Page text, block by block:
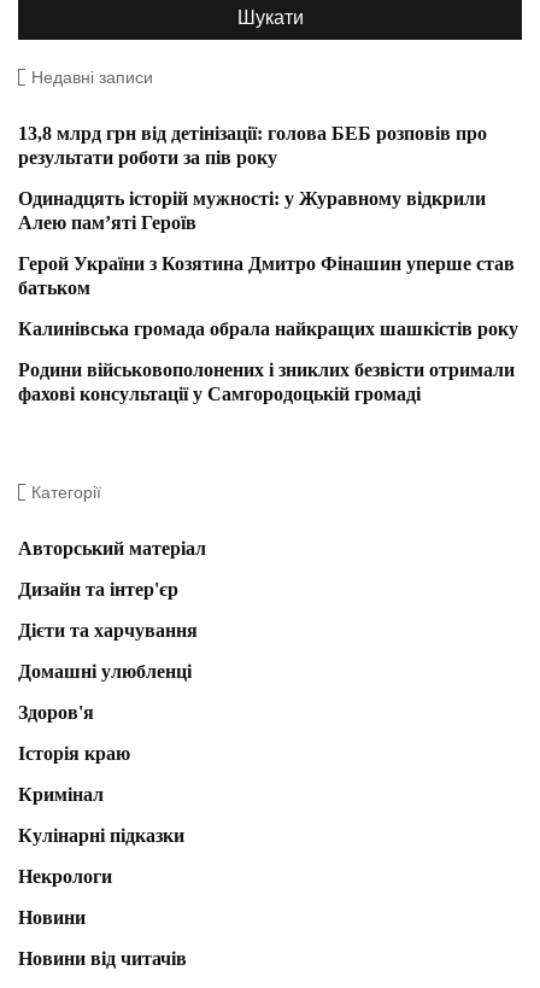
Недавні записи
13,8 млрд грн від детінізації: голова БЕБ розповів про
результати роботи за пів року
Одинадцять історій мужності: у Журавному відкрили
Алею пам’яті Героїв
Герой України з Козятина Дмитро Фінашин уперше став
батьком
Калинівська громада обрала найкращих шашкістів року
Родини військовополонених і зниклих безвісти отримали
фахові консультації у Самгородоцькій громаді
Категорії
Авторський матеріал
Дизайн та інтер'єр
Дієти та харчування
Домашні улюбленці
Здоров'я
Історія краю
Кримінал
Кулінарні підказки
Некрологи
Новини
Новини від читачів